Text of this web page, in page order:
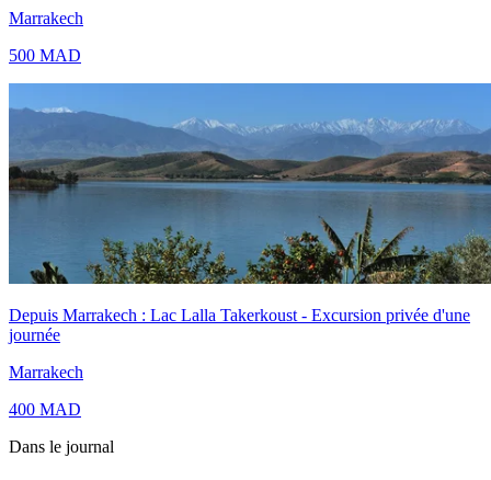
Marrakech
500 MAD
Depuis Marrakech : Lac Lalla Takerkoust - Excursion privée d'une
journée
Marrakech
400 MAD
Dans le journal